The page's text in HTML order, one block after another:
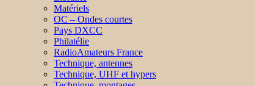
Matériels
OC – Ondes courtes
Pays DXCC
Philatélie
RadioAmateurs France
Technique, antennes
Technique, UHF et hypers